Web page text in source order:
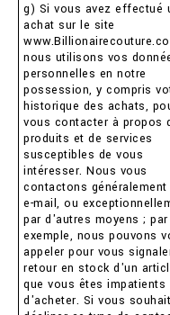
g) Si vous avez effectué
achat sur le site
nous utilisons vos
personnelles en notre
possession, y compris
historique des achats,
vous contacter à propos
produits et de services
susceptibles de vous
intéresser. Nous vous
contactons généralement
e-mail, ou
par d'autres moyens ; par
exemple, nous pouvons
appeler pour vous
retour en stock d'un
que vous êtes impatients
d'acheter. Si vous